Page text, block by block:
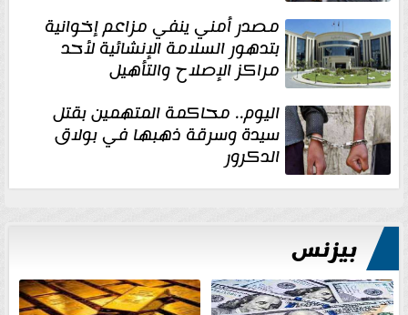
مصدر أمني ينفي مزاعم إخوانية
بتدهور السلامة الإنشائية لأحد
مراكز الإصلاح والتأهيل
اليوم.. محاكمة المتهمين بقتل
سيدة وسرقة ذهبها في بولاق
الدكرور
بيزنس